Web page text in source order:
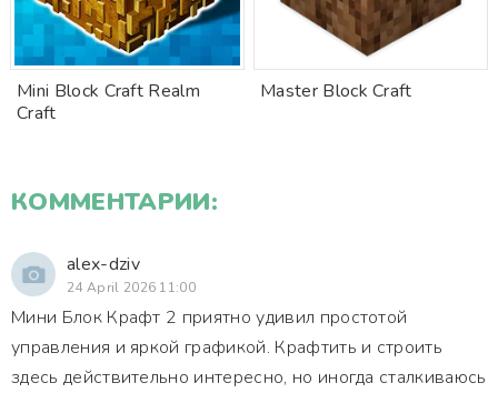
Mini Block Craft Realm
Craft
Master Block Craft
КОММЕНТАРИИ:
alex-dziv
24 April 2026 11:00
Мини Блок Крафт 2 приятно удивил простотой
управления и яркой графикой. Крафтить и строить
здесь действительно интересно, но иногда сталкиваюсь